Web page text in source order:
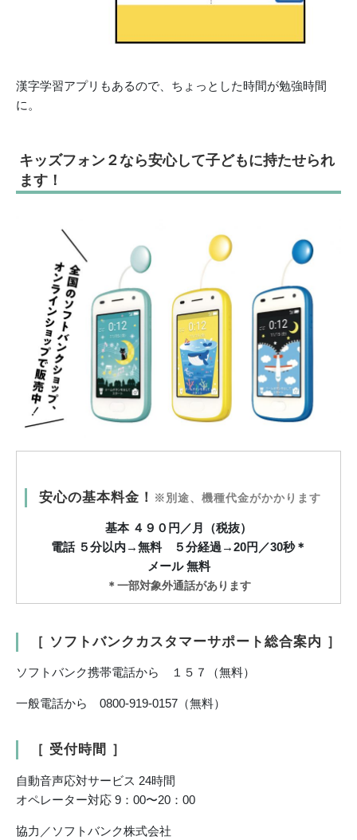
漢字学習アプリもあるので、ちょっとした時間が勉強時間
に。
キッズフォン２なら安心して子どもに持たせられ
ます！
安心の基本料金！ ※別途、機種代金がかかります
基本 ４９０円／月（税抜）
電話 ５分以内→無料 ５分経過→20円／30秒＊
メール 無料
＊一部対象外通話があります
［ ソフトバンクカスタマーサポート総合案内 ］
ソフトバンク携帯電話から １５７（無料）
一般電話から 0800-919-0157（無料）
［ 受付時間 ］
自動音声応対サービス 24時間
オペレーター対応 9：00〜20：00
協力／ソフトバンク株式会社